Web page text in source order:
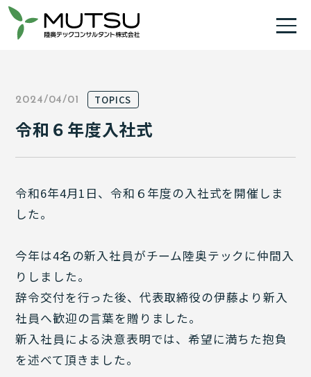
2024/04/01 TOPICS
令和６年度入社式
令和6年4月1日、令和６年度の入社式を開催しま
した。
今年は4名の新入社員がチーム陸奥テックに仲間入
りしました。
辞令交付を行った後、代表取締役の伊藤より新入
社員へ歓迎の言葉を贈りました。
新入社員による決意表明では、希望に満ちた抱負
を述べて頂きました。